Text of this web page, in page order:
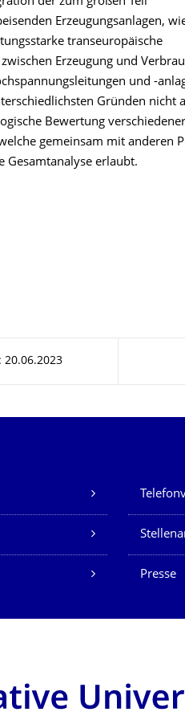
Erzeugungsanlagen,
transeuropäische
Erzeugung und
und -
Gründen nicht
Bewertung verschiedener
gemeinsam mit anderen
Gesamtanalyse erlaubt.
20.06.2023
Presse